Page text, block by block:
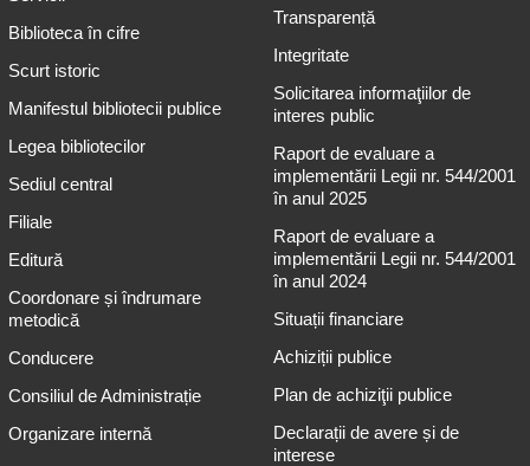
Biblioteca în cifre
Scurt istoric
Manifestul bibliotecii publice
Legea bibliotecilor
Sediul central
Filiale
Editură
Coordonare și îndrumare
metodică
Conducere
Consiliul de Administrație
Organizare internă
Transparență
Integritate
Solicitarea informaţiilor de
interes public
Raport de evaluare a
implementării Legii nr. 544/2001
în anul 2025
Raport de evaluare a
implementării Legii nr. 544/2001
în anul 2024
Situații financiare
Achiziții publice
Plan de achiziţii publice
Declarații de avere și de
interese